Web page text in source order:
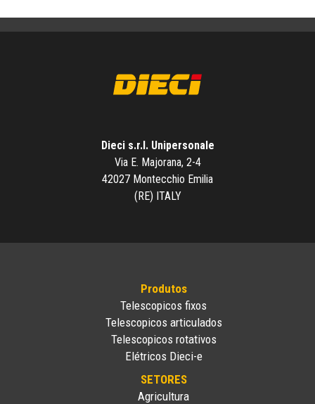
Dieci s.r.l. Unipersonale
Via E. Majorana, 2-4
42027 Montecchio Emilia
(RE) ITALY
Produtos
Telescopicos fixos
Telescopicos articulados
Telescopicos rotativos
Elétricos Dieci-e
SETORES
Agricultura